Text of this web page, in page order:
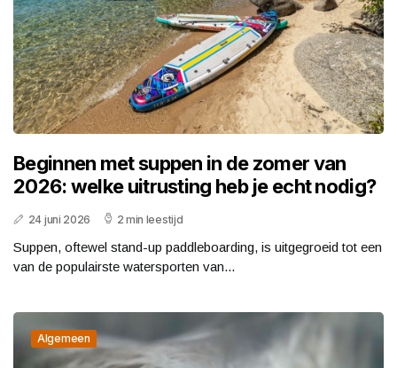
Beginnen met suppen in de zomer van
2026: welke uitrusting heb je echt nodig?
24 juni 2026 2 min leestijd
Suppen, oftewel stand-up paddleboarding, is uitgegroeid tot een
van de populairste watersporten van...
Algemeen